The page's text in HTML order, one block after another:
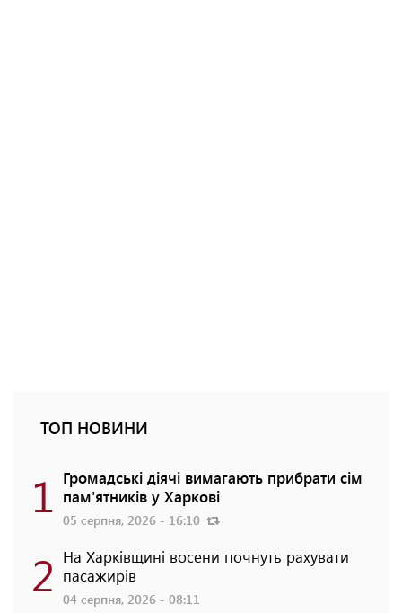
ТОП НОВИНИ
1 Громадські діячі вимагають прибрати сім
пам'ятників у Харкові
05 серпня, 2026 - 16:10
2 На Харківщині восени почнуть рахувати
пасажирів
04 серпня, 2026 - 08:11